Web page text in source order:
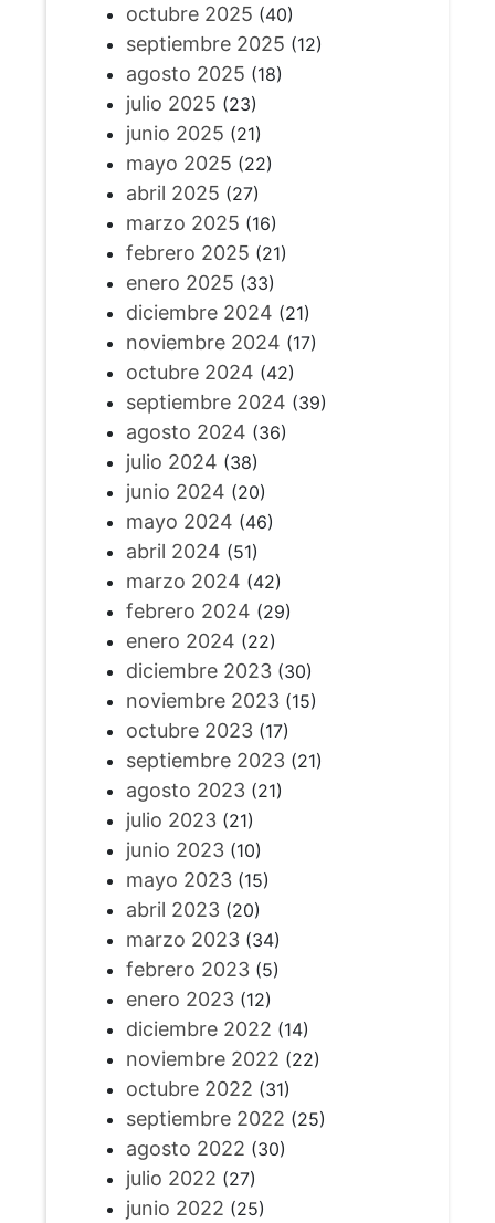
octubre 2025 (40)
septiembre 2025 (12)
agosto 2025 (18)
julio 2025 (23)
junio 2025 (21)
mayo 2025 (22)
abril 2025 (27)
marzo 2025 (16)
febrero 2025 (21)
enero 2025 (33)
diciembre 2024 (21)
noviembre 2024 (17)
octubre 2024 (42)
septiembre 2024 (39)
agosto 2024 (36)
julio 2024 (38)
junio 2024 (20)
mayo 2024 (46)
abril 2024 (51)
marzo 2024 (42)
febrero 2024 (29)
enero 2024 (22)
diciembre 2023(30)
noviembre 2023(15)
octubre 2023(17)
septiembre 2023(21)
agosto 2023(21)
julio 2023(21)
junio 2023(10)
mayo 2023(15)
abril 2023(20)
marzo 2023(34)
febrero 2023(5)
enero 2023(12)
diciembre 2022 (14)
noviembre 2022 (22)
octubre 2022 (31)
septiembre 2022 (25)
agosto 2022 (30)
julio 2022 (27)
junio 2022 (25)